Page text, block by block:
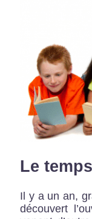
Le
Il y a un an,
découvert